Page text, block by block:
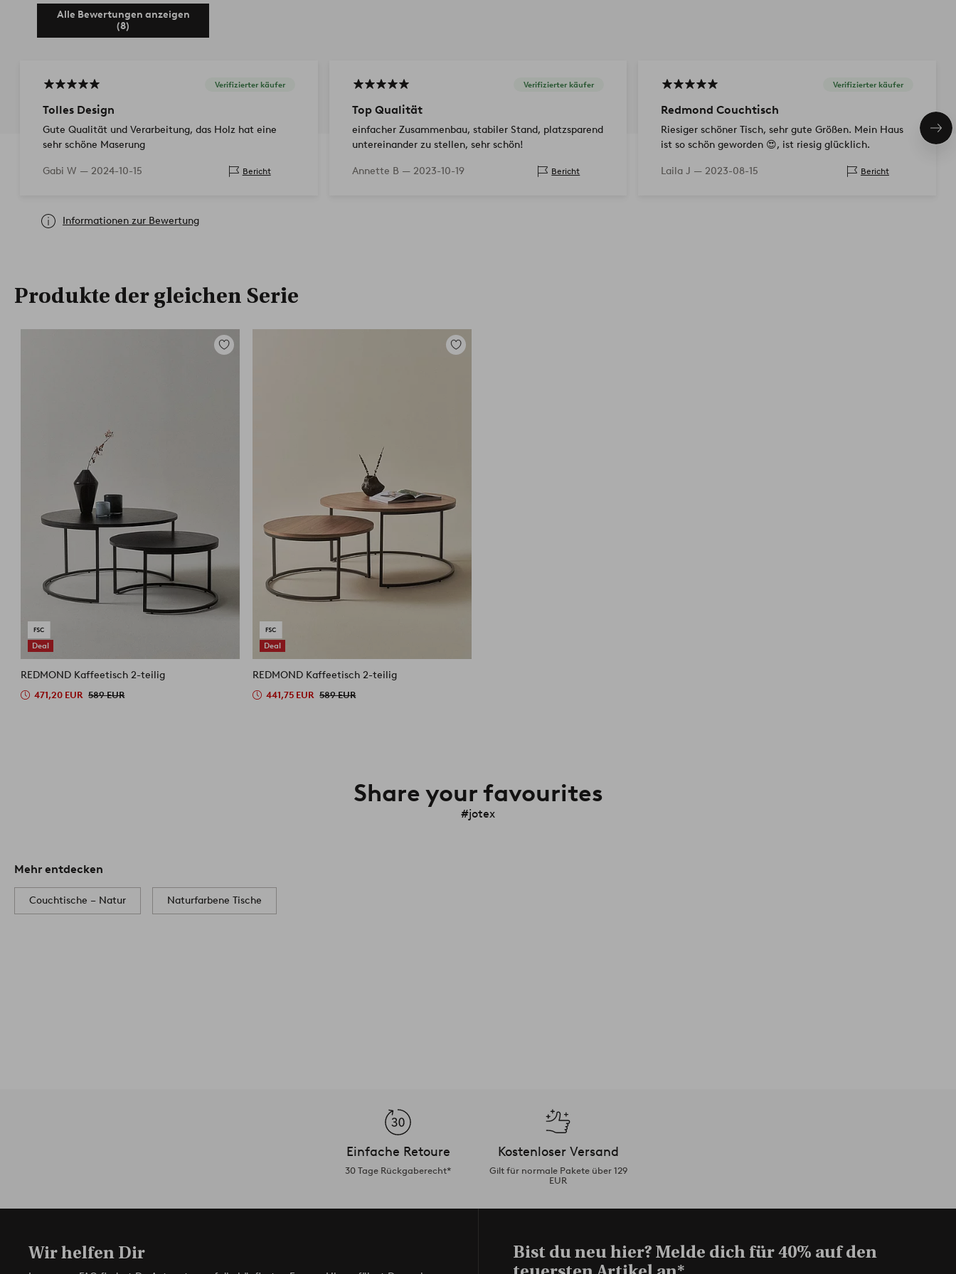
Alle Bewertungen anzeigen
(8)
Verifizierter käufer
Tolles Design
Gute Qualität und Verarbeitung, das Holz hat eine
sehr schöne Maserung
Gabi W — 2024-10-15 Bericht
Verifizierter käufer
Top Qualität
einfacher Zusammenbau, stabiler Stand, platzsparend
untereinander zu stellen, sehr schön!
Annette B — 2023-10-19 Bericht
Verifizierter käufer
Redmond Couchtisch
Riesiger schöner Tisch, sehr gute Größen. Mein Haus
ist so schön geworden 😍, ist riesig glücklich.
Laila J — 2023-08-15 Bericht
Informationen zur Bewertung
Produkte der gleichen Serie
Deal
Zu
REDMOND Kaffeetisch 2-teilig
471,20 EUR 589 EUR
Deal
Zu
REDMOND Kaffeetisch 2-teilig
441,75 EUR 589 EUR
Share your favourites
#jotex
Mehr entdecken
Couchtische – Natur Naturfarbene Tische
Einfache Retoure
30 Tage Rückgaberecht*
Kostenloser Versand
Gilt für normale Pakete über 129
EUR
Wir helfen Dir
Bist du neu hier? Melde dich für 40% auf den